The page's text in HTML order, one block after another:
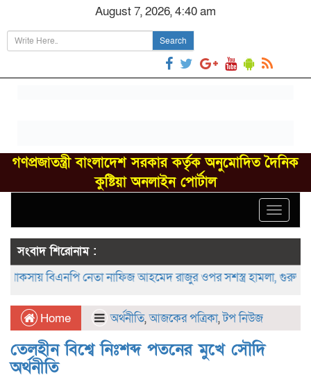
August 7, 2026, 4:40 am
Search
গণপ্রজাতন্ত্রী বাংলাদেশ সরকার কর্তৃক অনুমোদিত দৈনিক
কুষ্টিয়া অনলাইন পোর্টাল
Toggle
সংবাদ শিরোনাম :
বিএনপি নেতা নাফিজ আহমেদ রাজুর ওপর সশস্ত্র হামলা, গুরুতর আহত
Home অর্থনীতি,আজকের পত্রিকা,টপ নিউজ
তেলহীন বিশ্বে নিঃশব্দ পতনের মুখে সৌদি
অর্থনীতি